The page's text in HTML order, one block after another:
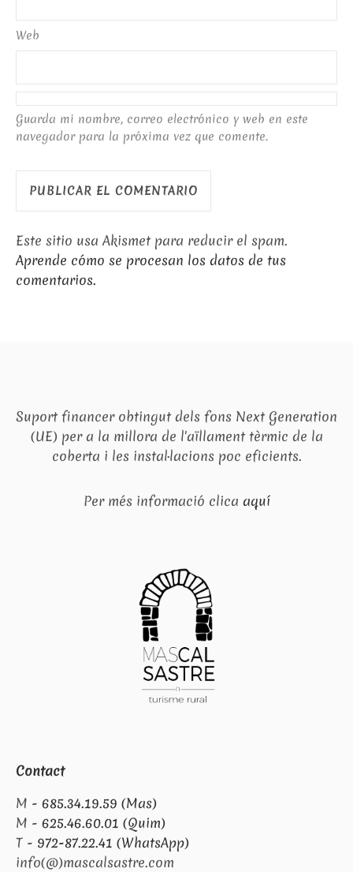
Web
Guarda mi nombre, correo electrónico y web en este
navegador para la próxima vez que comente.
Este sitio usa Akismet para reducir el spam.
Aprende cómo se procesan los datos de tus
comentarios.
Suport financer obtingut dels fons Next Generation
(UE) per a la millora de l'aïllament tèrmic de la
coberta i les instal·lacions poc eficients.
Per més informació clica aquí
Contact
M - 685.34.19.59 (Mas)
M - 625.46.60.01 (Quim)
T - 972-87.22.41 (WhatsApp)
info(@)mascalsastre.com